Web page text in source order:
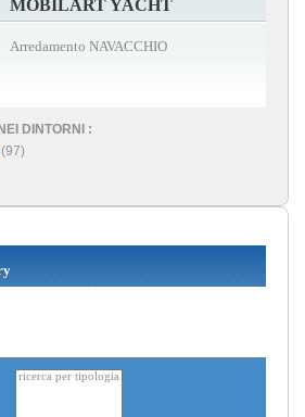
MOBILART YACHT
Arredamento NAVACCHIO
DINTORNI :